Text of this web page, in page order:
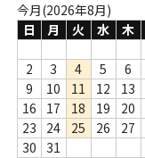
Webのみ no.3
Webのみ no.4
売り切れ
Help
今月(2026年8月)
日
月 火 水 木
2
3 4 5 6
9
10 11 12 13
16
17 18 19 20
23
24 25 26 27
30
31